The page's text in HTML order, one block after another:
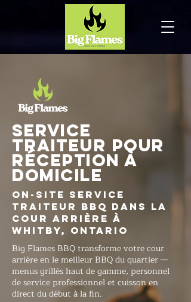
Service
traiteur pour
réception à
domicile
On-Site Service
traiteur BBQ dans la
cour arrière à
Whitby, Ontario
Big Flames BBQ transforme votre cour
arrière en le meilleur BBQ du quartier —
menus grillés haut de gamme, personnel
de service professionnel et cuisson en
direct du début à la fin.